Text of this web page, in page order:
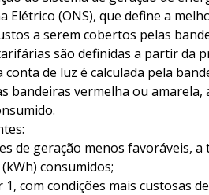
Elétrico (ONS), que define a
a serem cobertos pelas
são definidas a partir da
conta de luz é calculada pela
bandeiras vermelha ou
de geração menos favoráveis,
consumidos;
com condições mais custosas